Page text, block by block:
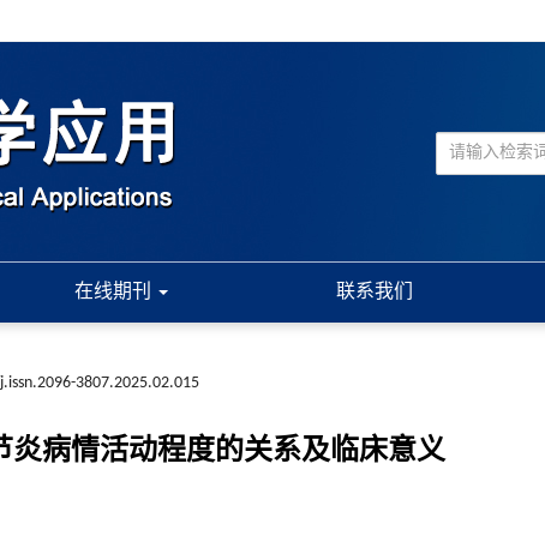
在线期刊 联系我们
3807.2025.02.015
炎病情活动程度的关系及临床意义